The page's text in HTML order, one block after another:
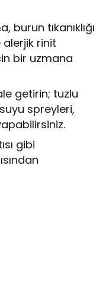
burun tıkanıklığı
alerjik rinit
bir uzmana
getirin; tuzlu
spreyleri,
gibi